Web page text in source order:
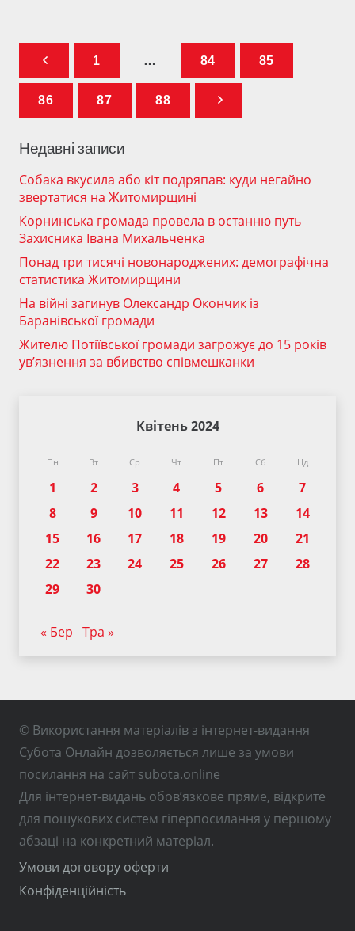
1 … 84 85
86 87 88
Недавні записи
Собака вкусила або кіт подряпав: куди негайно
звертатися на Житомирщині
Корнинська громада провела в останню путь
Захисника Івана Михальченка
Понад три тисячі новонароджених: демографічна
статистика Житомирщини
На війні загинув Олександр Окончик із
Баранівської громади
Жителю Потіївської громади загрожує до 15 років
ув’язнення за вбивство співмешканки
Квітень 2024
Пн Вт Ср Чт Пт Сб Нд
1 2 3 4 5 6
7
8
9 10 11 12 13
14
15
16 17 18 19 20
21
22
23 24 25 26 27
28
29
30
« Бер Тра »
© Використання матеріалів з інтернет-видання
Субота Онлайн дозволяється лише за умови
посилання на сайт subota.online
Для інтернет-видань обов’язкове пряме, відкрите
для пошукових систем гіперпосилання у першому
абзаці на конкретний матеріал.
Умови договору оферти
Конфіденційність